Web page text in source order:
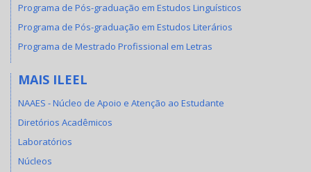
Programa de Pós-graduação em Estudos Linguísticos
Programa de Pós-graduação em Estudos Literários
Programa de Mestrado Profissional em Letras
MAIS ILEEL
NAAES - Núcleo de Apoio e Atenção ao Estudante
Diretórios Acadêmicos
Laboratórios
Núcleos